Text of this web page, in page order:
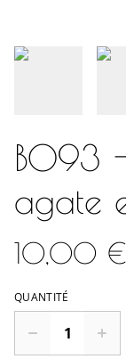
B093
agate
10,00 €
QUANTITÉ